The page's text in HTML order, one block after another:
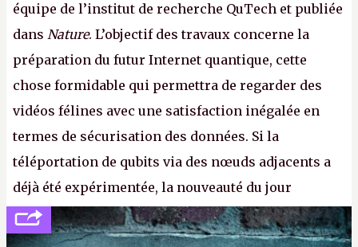
équipe de l’institut de recherche QuTech et publiée
dans Nature. L’objectif des travaux concerne la
préparation du futur Internet quantique, cette
chose formidable qui permettra de regarder des
vidéos félines avec une satisfaction inégalée en
termes de sécurisation des données. Si la
téléportation de qubits via des nœuds adjacents a
déjà été expérimentée, la nouveauté du jour
concerne le recours à des nœuds distants, pour ne
pas dire un réseau quantique multimédia interactif